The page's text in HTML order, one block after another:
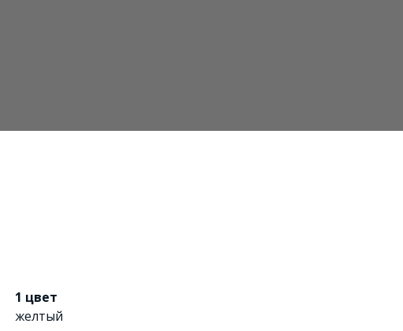
1 цвет
желтый